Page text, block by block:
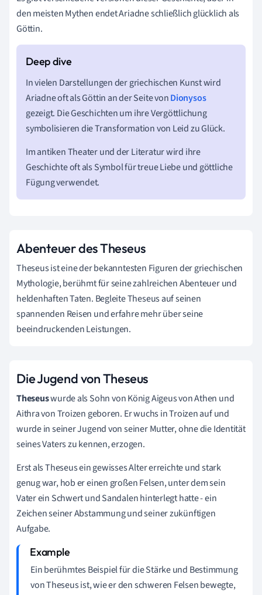
den meisten Mythen endet Ariadne schließlich glücklich als
Göttin.
In vielen Darstellungen der griechischen Kunst wird
Ariadne oft als Göttin an der Seite vonDionysos
gezeigt. Die Geschichten um ihre Vergöttlichung
symbolisieren die Transformation von Leid zu Glück.
Im antiken Theater und der Literatur wird ihre
Geschichte oft als Symbol für treue Liebe und göttliche
Fügung verwendet.
Abenteuer des Theseus
Theseus ist eine der bekanntesten Figuren der griechischen
Mythologie, berühmt für seine zahlreichen Abenteuer und
heldenhaften Taten. Begleite Theseus auf seinen
spannenden Reisen und erfahre mehr über seine
beeindruckenden Leistungen.
Die Jugend von Theseus
Theseuswurde als Sohn von König Aigeus von Athen und
Aithra von Troizen geboren. Er wuchs in Troizen auf und
wurde in seiner Jugend von seiner Mutter, ohne die Identität
seines Vaters zu kennen, erzogen.
Erst als Theseus ein gewisses Alter erreichte und stark
genug war, hob er einen großen Felsen, unter dem sein
Vater ein Schwert und Sandalen hinterlegt hatte - ein
Zeichen seiner Abstammung und seiner zukünftigen
Aufgabe.
Ein berühmtes Beispiel für die Stärke und Bestimmung
von Theseus ist, wie er den schweren Felsen bewegte,